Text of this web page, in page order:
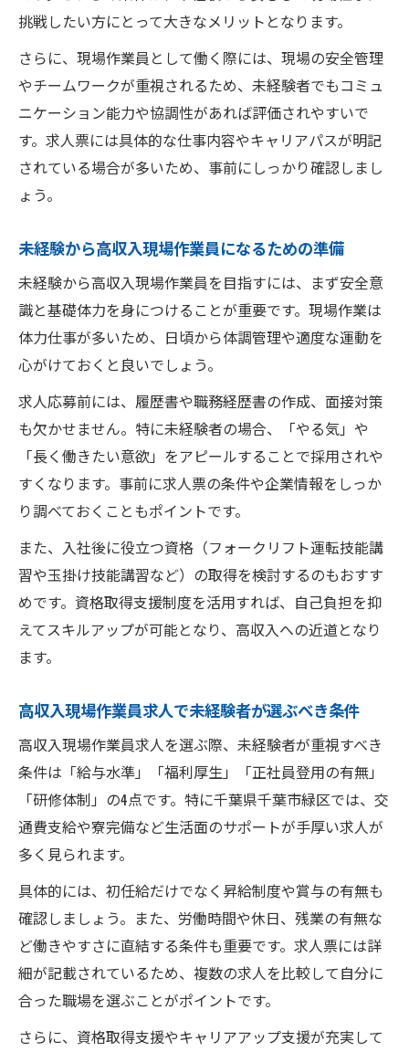
挑戦したい方にとって大きなメリットとなります。
さらに、現場作業員として働く際には、現場の安全管理
やチームワークが重視されるため、未経験者でもコミュ
ニケーション能力や協調性があれば評価されやすいで
す。求人票には具体的な仕事内容やキャリアパスが明記
されている場合が多いため、事前にしっかり確認しまし
ょう。
未経験から高収入現場作業員になるための準備
未経験から高収入現場作業員を目指すには、まず安全意
識と基礎体力を身につけることが重要です。現場作業は
体力仕事が多いため、日頃から体調管理や適度な運動を
心がけておくと良いでしょう。
求人応募前には、履歴書や職務経歴書の作成、面接対策
も欠かせません。特に未経験者の場合、「やる気」や
「長く働きたい意欲」をアピールすることで採用されや
すくなります。事前に求人票の条件や企業情報をしっか
り調べておくこともポイントです。
また、入社後に役立つ資格（フォークリフト運転技能講
習や玉掛け技能講習など）の取得を検討するのもおすす
めです。資格取得支援制度を活用すれば、自己負担を抑
えてスキルアップが可能となり、高収入への近道となり
ます。
高収入現場作業員求人で未経験者が選ぶべき条件
高収入現場作業員求人を選ぶ際、未経験者が重視すべき
条件は「給与水準」「福利厚生」「正社員登用の有無」
「研修体制」の4点です。特に千葉県千葉市緑区では、交
通費支給や寮完備など生活面のサポートが手厚い求人が
多く見られます。
具体的には、初任給だけでなく昇給制度や賞与の有無も
確認しましょう。また、労働時間や休日、残業の有無な
ど働きやすさに直結する条件も重要です。求人票には詳
細が記載されているため、複数の求人を比較して自分に
合った職場を選ぶことがポイントです。
さらに、資格取得支援やキャリアアップ支援が充実して